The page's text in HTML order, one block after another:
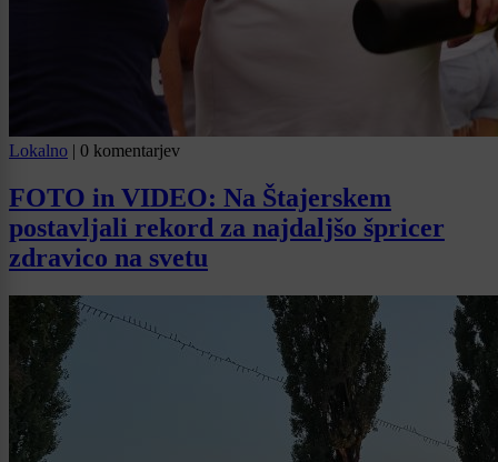
Lokalno | 0 komentarjev
FOTO in VIDEO: Na Štajerskem
postavljali rekord za najdaljšo špricer
zdravico na svetu